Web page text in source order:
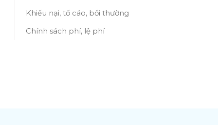
Khiếu nại, tố cáo, bồi thường
Chính sách phí, lệ phí